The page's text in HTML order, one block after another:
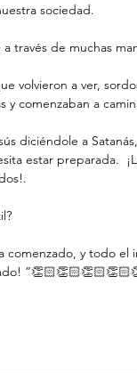
sociedad.
través de muchas
y comenzaban a
estar preparada.